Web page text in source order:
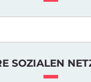
SOZIALEN